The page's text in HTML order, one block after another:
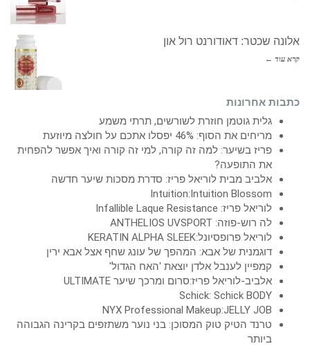
אלונה שכטר: דאודורנט רול און
קרא עוד ←
כתבות אחרונות
גלית גוטמן חוזרת לשורשים, תרתי משמע
מריחים את הסוף: 46% יפסלו אתכם על חולצה מיוזעת
פריז בשיער: למה זה קורה, למי זה קורה ואיך אפשר להפחית
את התופעה?
אלביב מבית לוריאל פריז: סדרת מסכות שיער חדשה
Intuition:Intuition Blossom
לוריאל פריז: Infallible Laque Resistance
לה רוש-פוזה: ANTHELIOS UVSPORT
לוריאל פרופסיונל:KERATIN ALPHA SLEEK
דוגמנית של אבא: המהפך של עונג שחף אצל אבא ירין
קמפיין לענבל אלדן יוצאת 'האח הגדול'
אלביב-לוריאל פריז:סרום ומרכך שיער ULTIMATE
Schick: Schick BODY
NYX Professional Makeup:JELLY JOB
טרנד הטיק טוק המסוכן: בני נוער משתזפים בקרינה הגבוהה
ביותר